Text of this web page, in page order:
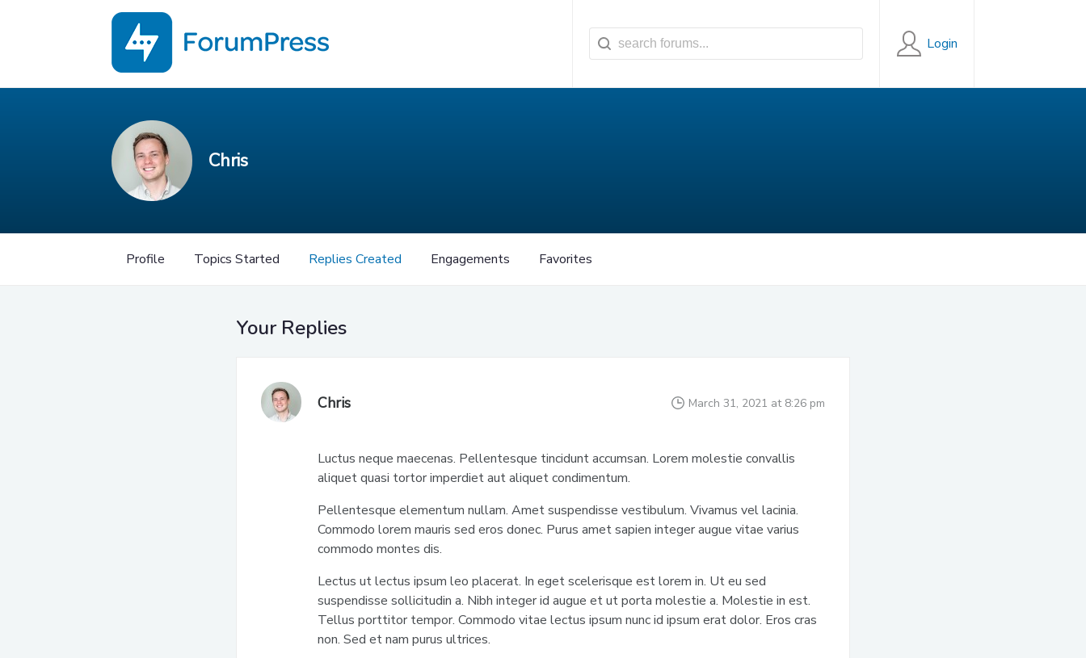
Login
Chris
Profile Topics Started Replies Created Engagements Favorites
Your Replies
Chris March 31, 2021 at 8:26 pm
Luctus neque maecenas. Pellentesque tincidunt accumsan. Lorem molestie convallis
aliquet quasi tortor imperdiet aut aliquet condimentum.
Pellentesque elementum nullam. Amet suspendisse vestibulum. Vivamus vel lacinia.
Commodo lorem mauris sed eros donec. Purus amet sapien integer augue vitae varius
commodo montes dis.
Lectus ut lectus ipsum leo placerat. In eget scelerisque est lorem in. Ut eu sed
suspendisse sollicitudin a. Nibh integer id augue et ut porta molestie a. Molestie in est.
Tellus porttitor tempor. Commodo vitae lectus ipsum nunc id ipsum erat dolor. Eros cras
non. Sed et nam purus ultrices.